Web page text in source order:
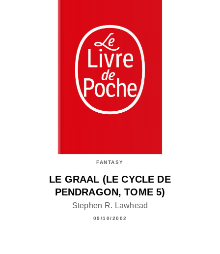
FANTASY
LE GRAAL (LE CYCLE DE
PENDRAGON, TOME 5)
Stephen R. Lawhead
09/10/2002